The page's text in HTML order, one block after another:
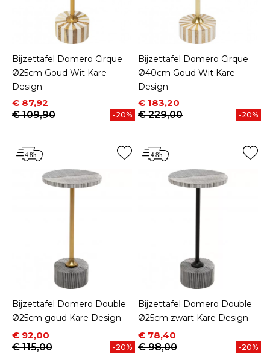
Bijzettafel Domero Cirque
Ø25cm Goud Wit Kare
Design
Prijs
€ 87,92
Normale prijs
€ 109,90
-20%
Bijzettafel Domero Cirque
Ø40cm Goud Wit Kare
Design
Prijs
€ 183,20
Normale prijs
€ 229,00
-20%
Bijzettafel Domero Double
Ø25cm goud Kare Design
Prijs
€ 92,00
Normale prijs
€ 115,00
-20%
Bijzettafel Domero Double
Ø25cm zwart Kare Design
Prijs
€ 78,40
Normale prijs
€ 98,00
-20%